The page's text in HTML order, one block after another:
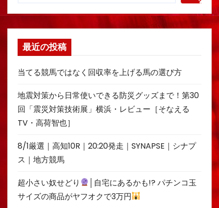
最近の投稿
当てる競馬ではなく回収率を上げる馬の選び方
地震対策から日常使いできる防災グッズまで！第30
回「震災対策技術展」横浜・レビュー［そなえる
TV・高荷智也］
8/1厳選｜高知10R｜20:20発走｜SYNAPSE｜シナプ
ス｜地方競馬
超小さい奴せどり
│自宅にあるかも!? パチンコ玉
サイズの商品がヤフオクで3万円